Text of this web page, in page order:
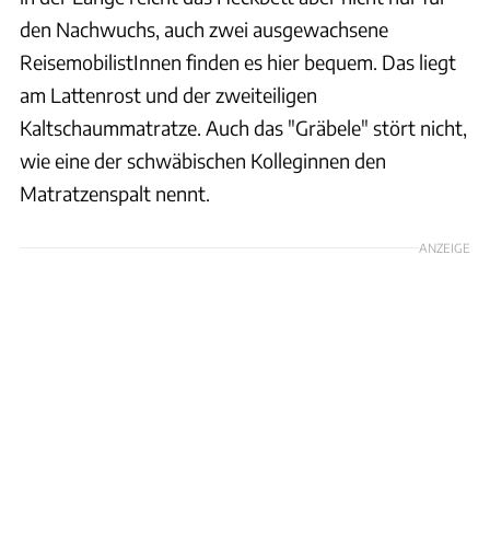
den Nachwuchs, auch zwei ausgewachsene
ReisemobilistInnen finden es hier bequem. Das liegt
am Lattenrost und der zweiteiligen
Kaltschaummatratze. Auch das "Gräbele" stört nicht,
wie eine der schwäbischen Kolleginnen den
Matratzenspalt nennt.
ANZEIGE